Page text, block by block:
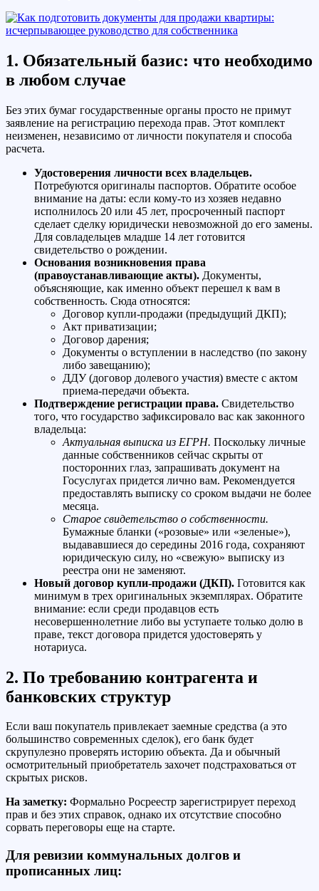
1. Обязательный базис: что необходимо
в любом случае
Без этих бумаг государственные органы просто не примут
заявление на регистрацию перехода прав. Этот комплект
неизменен, независимо от личности покупателя и способа
расчета.
Удостоверения личности всех владельцев.
Потребуются оригиналы паспортов. Обратите особое
внимание на даты: если кому-то из хозяев недавно
исполнилось 20 или 45 лет, просроченный паспорт
сделает сделку юридически невозможной до его замены.
Для совладельцев младше 14 лет готовится
свидетельство о рождении.
Основания возникновения права
(правоустанавливающие акты). Документы,
объясняющие, как именно объект перешел к вам в
собственность. Сюда относятся:
Договор купли-продажи (предыдущий ДКП);
Акт приватизации;
Договор дарения;
Документы о вступлении в наследство (по закону
либо завещанию);
ДДУ (договор долевого участия) вместе с актом
приема-передачи объекта.
Подтверждение регистрации права. Свидетельство
того, что государство зафиксировало вас как законного
владельца:
Актуальная выписка из ЕГРН. Поскольку личные
данные собственников сейчас скрыты от
посторонних глаз, запрашивать документ на
Госуслугах придется лично вам. Рекомендуется
предоставлять выписку со сроком выдачи не более
месяца.
Старое свидетельство о собственности.
Бумажные бланки («розовые» или «зеленые»),
выдававшиеся до середины 2016 года, сохраняют
юридическую силу, но «свежую» выписку из
реестра они не заменяют.
Новый договор купли-продажи (ДКП). Готовится как
минимум в трех оригинальных экземплярах. Обратите
внимание: если среди продавцов есть
несовершеннолетние либо вы уступаете только долю в
праве, текст договора придется удостоверять у
нотариуса.
2. По требованию контрагента и
банковских структур
Если ваш покупатель привлекает заемные средства (а это
большинство современных сделок), его банк будет
скрупулезно проверять историю объекта. Да и обычный
осмотрительный приобретатель захочет подстраховаться от
скрытых рисков.
На заметку: Формально Росреестр зарегистрирует переход
прав и без этих справок, однако их отсутствие способно
сорвать переговоры еще на старте.
Для ревизии коммунальных долгов и
прописанных лиц: